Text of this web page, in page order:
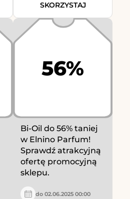
SKORZYSTAJ
56%
Bi-Oil do 56% taniej
w Elnino Parfum!
Sprawdź atrakcyjną
ofertę promocyjną
sklepu.
do 02.06.2025 00:00